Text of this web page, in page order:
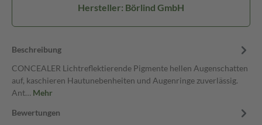
Hersteller: Börlind GmbH
Beschreibung
CONCEALER Lichtreflektierende Pigmente hellen Augenschatten
auf, kaschieren Hautunebenheiten und Augenringe zuverlässig.
Ant… Mehr
Bewertungen